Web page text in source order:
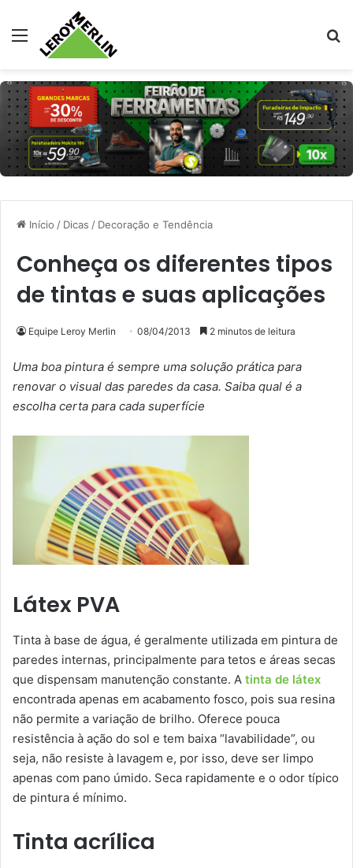
Menu
Início / Dicas / Decoração e Tendência
Conheça os diferentes tipos
de tintas e suas aplicações
Equipe Leroy Merlin 08/04/2013 2 minutos de leitura
Uma boa pintura é sempre uma solução prática para
renovar o visual das paredes da casa. Saiba qual é a
escolha certa para cada superfície
Látex PVA
Tinta à base de água, é geralmente utilizada em pintura de
paredes internas, principalmente para tetos e áreas secas
que dispensam manutenção constante. A tinta de látex
encontrada apenas em acabamento fosco, pois sua resina
não permite a variação de brilho. Oferece pouca
resistência à ação do sol e tem baixa “lavabilidade”, ou
seja, não resiste à lavagem e, por isso, deve ser limpo
apenas com pano úmido. Seca rapidamente e o odor típico
de pintura é mínimo.
Tinta acrílica